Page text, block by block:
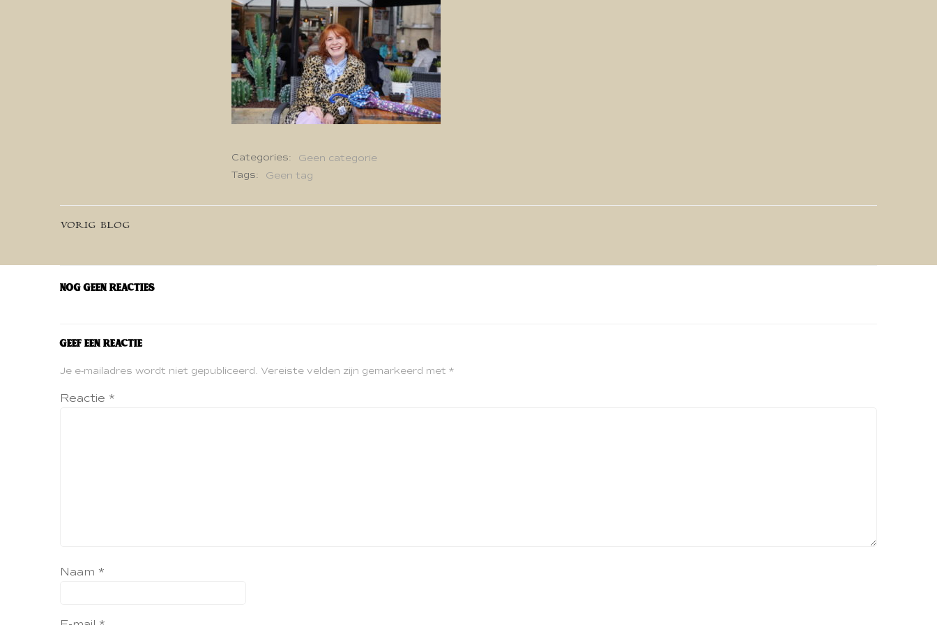
Categories:
Geen categorie
Tags:
Geen tag
Bericht
navigatie
VORIG BLOG
Nog geen reacties
Geef een reactie
Je e-mailadres wordt niet gepubliceerd. Vereiste velden zijn gemarkeerd met *
Reactie *
Naam *